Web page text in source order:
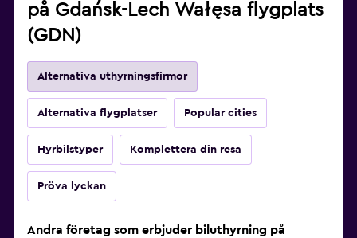
på Gdańsk-Lech Wałęsa flygplats
(GDN)
Alternativa uthyrningsfirmor
Alternativa flygplatser Popular cities
Hyrbilstyper Komplettera din resa
Pröva lyckan
Andra företag som erbjuder biluthyrning på